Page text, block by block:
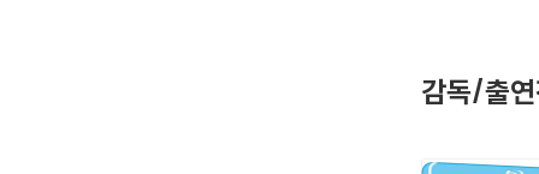
[필모그래
굿바이
감독/출